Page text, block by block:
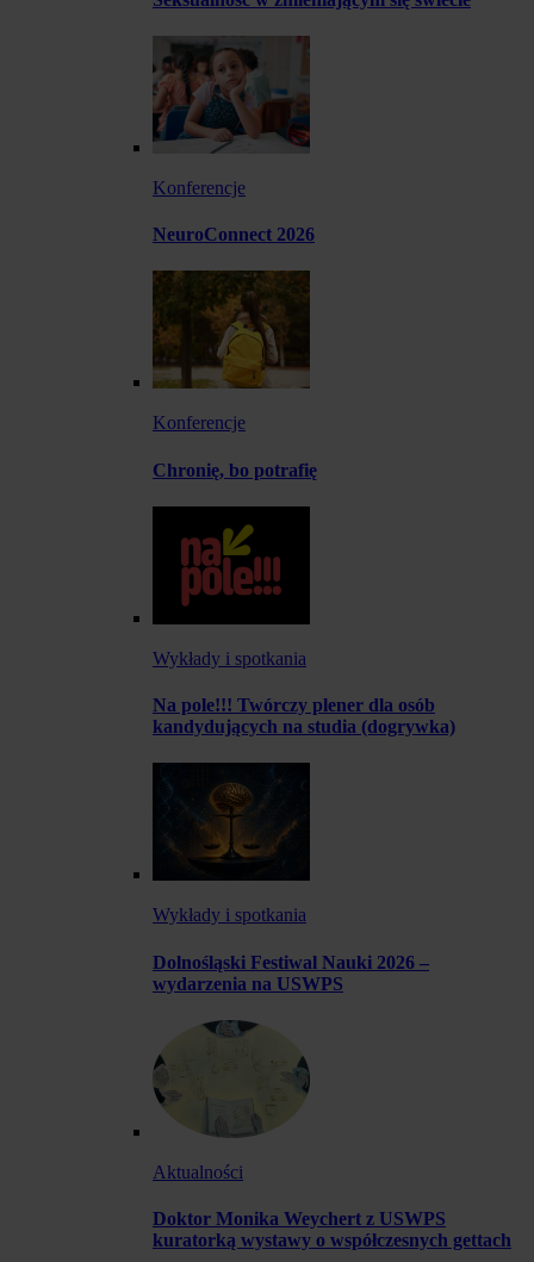
Konferencje
NeuroConnect 2026
Konferencje
Chronię, bo potrafię
Wykłady i spotkania
Na pole!!! Twórczy plener dla osób
kandydujących na studia (dogrywka)
Wykłady i spotkania
Dolnośląski Festiwal Nauki 2026 –
wydarzenia na USWPS
Aktualności
Doktor Monika Weychert z USWPS
kuratorką wystawy o współczesnych gettach